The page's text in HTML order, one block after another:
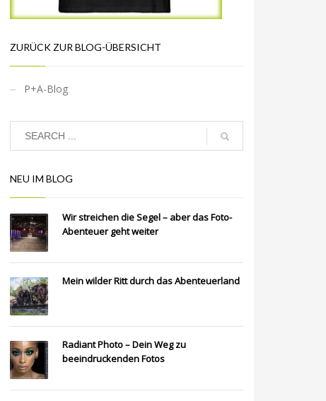
ZURÜCK ZUR BLOG-ÜBERSICHT
P+A-Blog
NEU IM BLOG
Wir streichen die Segel – aber das Foto-
Abenteuer geht weiter
Mein wilder Ritt durch das Abenteuerland
Radiant Photo – Dein Weg zu
beeindruckenden Fotos